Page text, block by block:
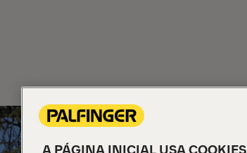
A PÁGINA INICIAL USA COOKIES